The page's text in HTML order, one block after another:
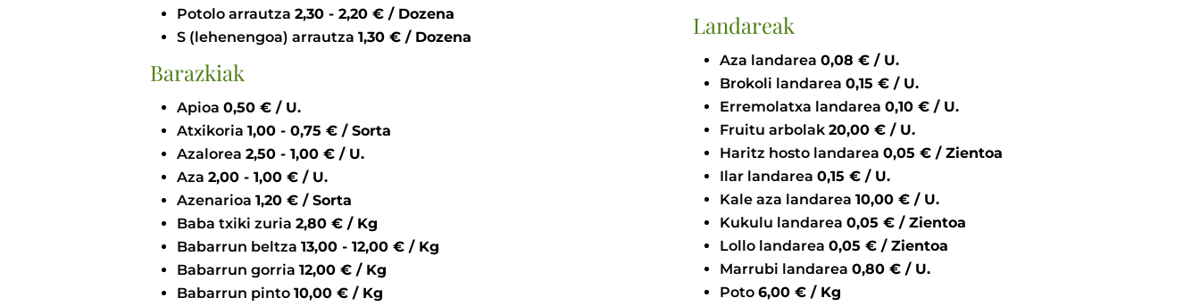
Potolo arrautza
2,30 - 2,20 € / Dozena
S (lehenengoa) arrautza
1,30 € / Dozena
Barazkiak
Apioa
0,50 € / U.
Atxikoria
1,00 - 0,75 € / Sorta
Azalorea
2,50 - 1,00 € / U.
Aza
2,00 - 1,00 € / U.
Azenarioa
1,20 € / Sorta
Baba txiki zuria
2,80 € / Kg
Babarrun beltza
13,00 - 12,00 € / Kg
Babarrun gorria
12,00 € / Kg
Babarrun pinto
10,00 € / Kg
Landareak
Aza landarea
0,08 € / U.
Brokoli landarea
0,15 € / U.
Erremolatxa landarea
0,10 € / U.
Fruitu arbolak
20,00 € / U.
Haritz hosto landarea
0,05 € / Zientoa
Ilar landarea
0,15 € / U.
Kale aza landarea
10,00 € / U.
Kukulu landarea
0,05 € / Zientoa
Lollo landarea
0,05 € / Zientoa
Marrubi landarea
0,80 € / U.
Poto
6,00 € / Kg